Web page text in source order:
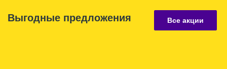
Выгодные предложения Все акции